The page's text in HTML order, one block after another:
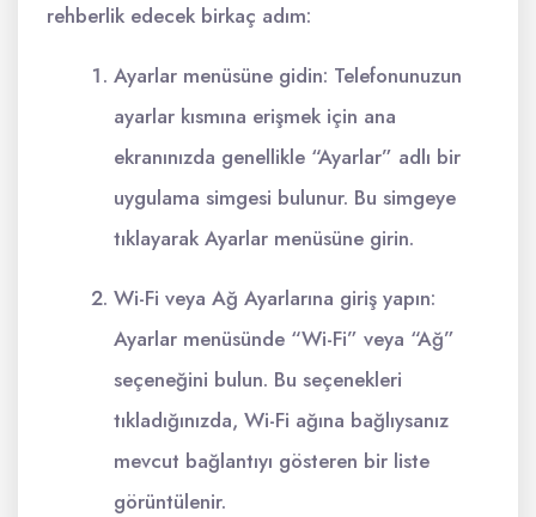
rehberlik edecek birkaç adım:
Ayarlar menüsüne gidin: Telefonunuzun
ayarlar kısmına erişmek için ana
ekranınızda genellikle “Ayarlar” adlı bir
uygulama simgesi bulunur. Bu simgeye
tıklayarak Ayarlar menüsüne girin.
Wi-Fi veya Ağ Ayarlarına giriş yapın:
Ayarlar menüsünde “Wi-Fi” veya “Ağ”
seçeneğini bulun. Bu seçenekleri
tıkladığınızda, Wi-Fi ağına bağlıysanız
mevcut bağlantıyı gösteren bir liste
görüntülenir.